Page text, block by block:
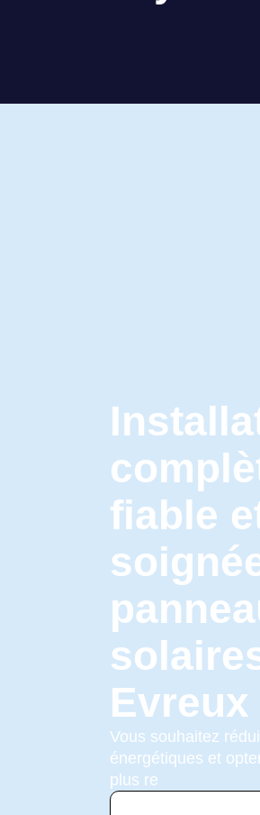
fiable
Evreux
Vous souhaitez
énergétiques et
plus re